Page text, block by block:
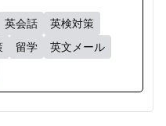
英会話
英検対策
留学
英文メール